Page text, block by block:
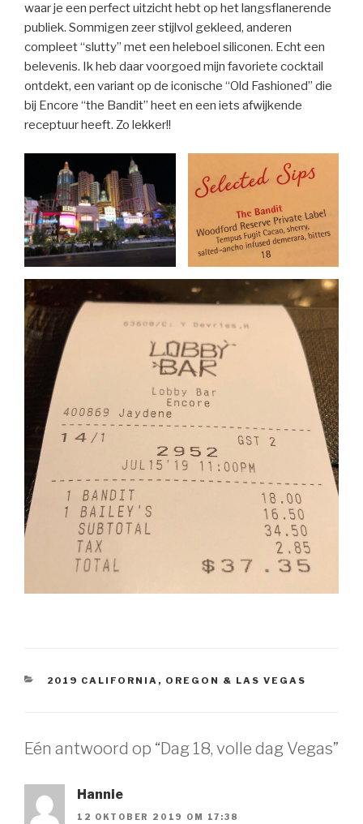
waar je een perfect uitzicht hebt op het langsflanerende
publiek. Sommigen zeer stijlvol gekleed, anderen
compleet “slutty” met een heleboel siliconen. Echt een
belevenis. Ik heb daar voorgoed mijn favoriete cocktail
ontdekt, een variant op de iconische “Old Fashioned” die
bij Encore “the Bandit” heet en een iets afwijkende
receptuur heeft. Zo lekker!!
CATEGORIEËN
2019 CALIFORNIA, OREGON & LAS VEGAS
Eén antwoord op “Dag 18, volle dag Vegas”
Hannie
12 OKTOBER 2019 OM 17:38